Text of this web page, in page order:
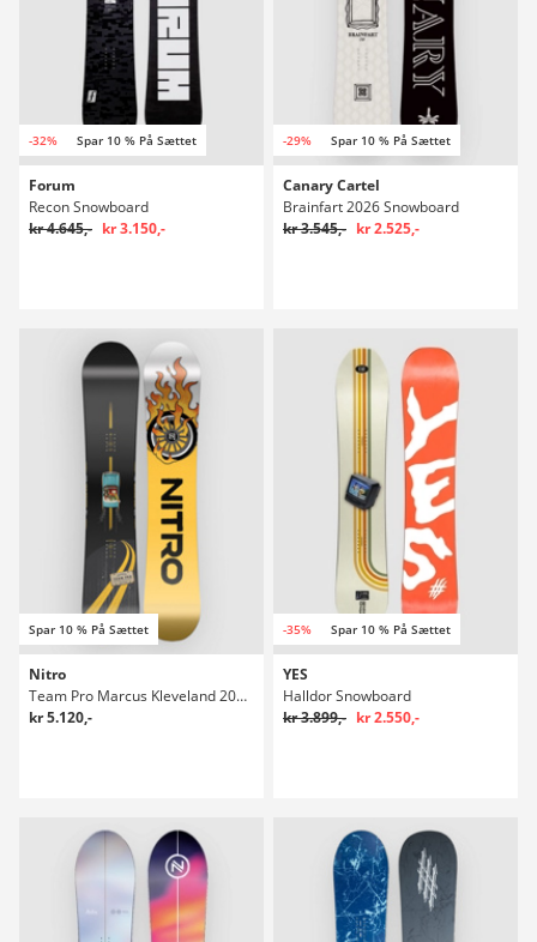
-32% Spar 10 % På Sættet
Forum
Recon Snowboard
kr 4.645,- kr 3.150,-
-29% Spar 10 % På Sættet
Canary Cartel
Brainfart 2026 Snowboard
kr 3.545,- kr 2.525,-
Spar 10 % På Sættet
Nitro
Team Pro Marcus Kleveland 2027 Snowboard
kr 5.120,-
-35% Spar 10 % På Sættet
YES
Halldor Snowboard
kr 3.899,- kr 2.550,-